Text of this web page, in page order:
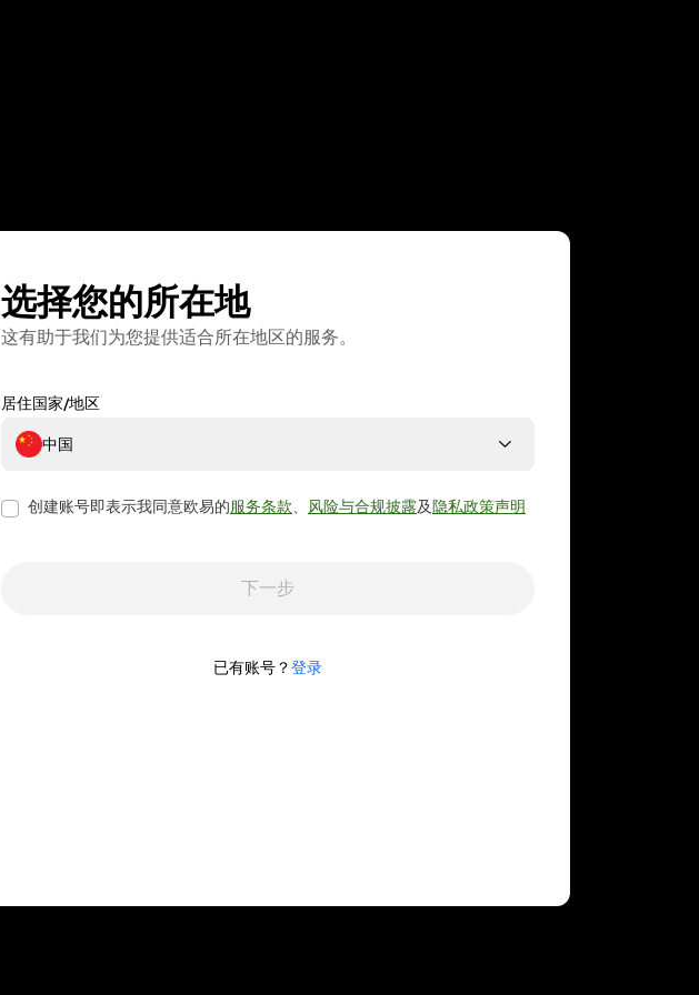
选择您的所在地
这有助于我们为您提供适合所在地区的服务。
居住国家/地区
中国
创建账号即表示我同意欧易的服务条款 风险与合规披露及 隐私政策声明
下一步
已有账号？登录